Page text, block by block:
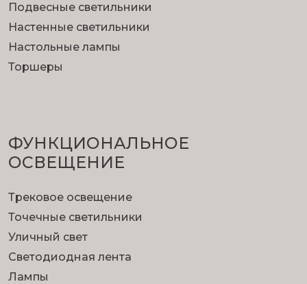
Подвесные светильники
Настенные светильники
Настольные лампы
Торшеры
ФУНКЦИОНА­ЛЬНОЕ
ОСВЕЩЕНИЕ
Трековое освещение
Точечные светильники
Уличный свет
Светодиодная лента
Лампы